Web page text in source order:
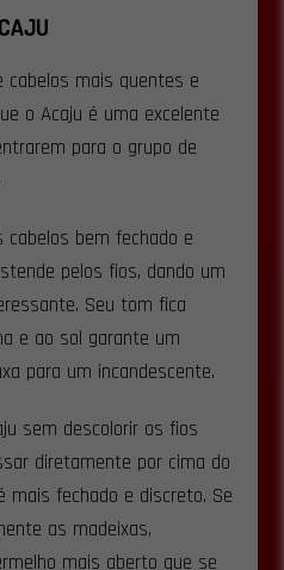
cabelos mais quentes e
o Acaju é uma excelente
para o grupo de
cabelos bem fechado e
pelos fios, dando um
Seu tom fica
e ao sol garante um
para um incandescente.
sem descolorir os fios
diretamente por cima do
mais fechado e discreto. Se
as madeixas,
mais aberto que se